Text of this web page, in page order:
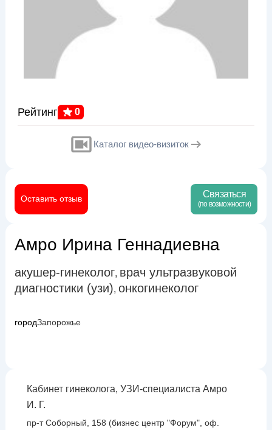
Рейтинг 0
Каталог видео-визиток
Оставить отзыв Связаться
(по возможности)
Амро Ирина Геннадиевна
акушер-гинеколог, врач ультразвуковой
диагностики (узи), онкогинеколог
городЗапорожье
Кабинет гинеколога, УЗИ-специалиста Амро
И. Г.
пр-т Соборный, 158 (бизнес центр "Форум", оф.